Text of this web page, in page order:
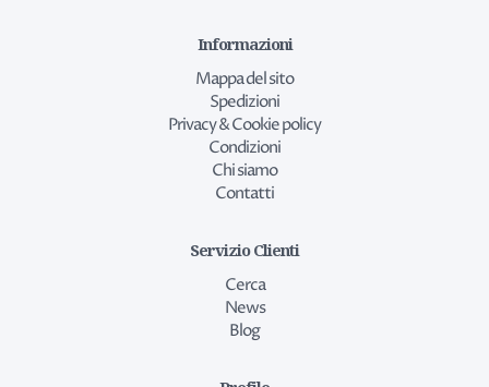
Informazioni
Mappa del sito
Spedizioni
Privacy & Cookie policy
Condizioni
Chi siamo
Contatti
Servizio Clienti
Cerca
News
Blog